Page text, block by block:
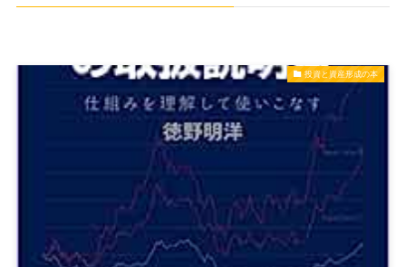
投資と資産形成の本